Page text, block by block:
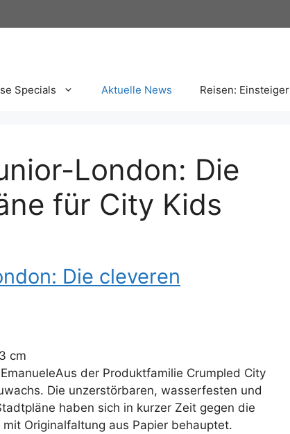
Specials Aktuelle News Reisen: Einsteiger
London: Die
für City Kids
Die cleveren
cm
der Produktfamilie Crumpled City
Die unzerstörbaren, wasserfesten und
haben sich in kurzer Zeit gegen die
Originalfaltung aus Papier behauptet.